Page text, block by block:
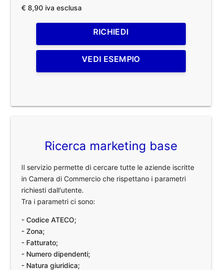
€ 8,90 iva esclusa
RICHIEDI
VEDI ESEMPIO
Ricerca marketing base
Il servizio permette di cercare tutte le aziende iscritte
in Camera di Commercio che rispettano i parametri
richiesti dall'utente.
Tra i parametri ci sono:
- Codice ATECO;
- Zona;
- Fatturato;
- Numero dipendenti;
- Natura giuridica;